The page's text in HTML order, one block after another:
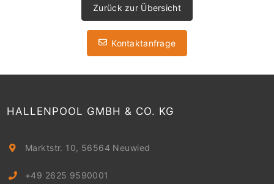
Zurück zur Übersicht
Kontaktanfrage
HALLENPOOL GMBH & CO. KG
Marktstr. 10, 56564 Neuwied
+49 2625 9590001